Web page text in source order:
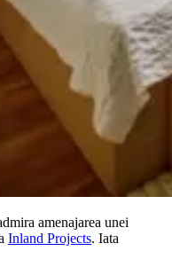
amenajarea unei
Inland Projects. Iata